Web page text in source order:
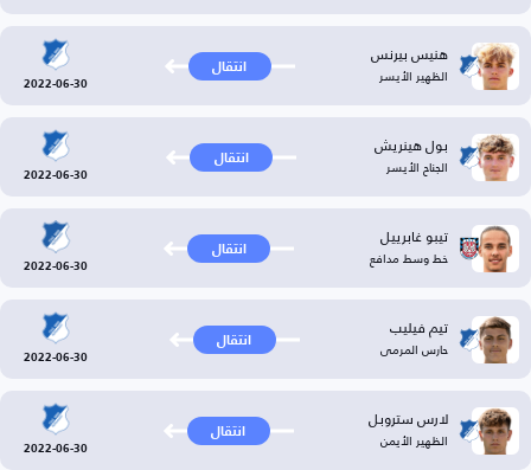
هنيس بيرنس
الظهير الأيسر انتقال
2022-06-30
بول هينريش
الجناح الأيسر انتقال
2022-06-30
تيبو غابرييل
خط وسط مدافع انتقال
2022-06-30
تيم فيليب
حارس المرمى انتقال
2022-06-30
لارس ستروبل
الظهير الأيمن انتقال
2022-06-30